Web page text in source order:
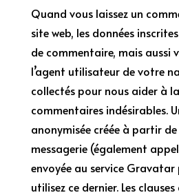
Quand vous laissez un
site web, les données
de commentaire, mais aussi
l’agent utilisateur de votre
collectés pour nous aider à
commentaires indésirables.
anonymisée créée à partir
messagerie (également
envoyée au service
utilisez ce dernier. Les